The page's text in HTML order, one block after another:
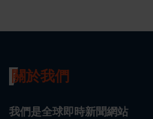
關於我們
我們是全球即時新聞網站